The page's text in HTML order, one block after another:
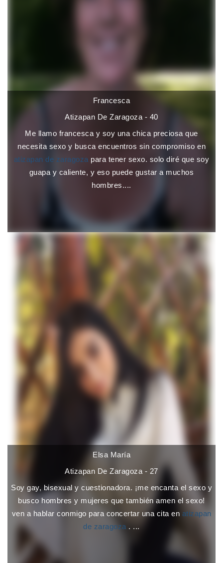
Francesca
Atizapan De Zaragoza - 40
Me llamo francesca y soy una chica preciosa que
necesita sexo y busca encuentros sin compromiso en
atizapan de zaragoza para tener sexo. solo diré que soy
guapa y caliente, y eso puede gustar a muchos
hombres....
Elsa María
Atizapan De Zaragoza - 27
Soy gay, bisexual y cuestionadora. ¡me encanta el sexo y
busco hombres y mujeres que también amen el sexo!
ven a hablar conmigo para concertar una cita en atizapan
de zaragoza . ...